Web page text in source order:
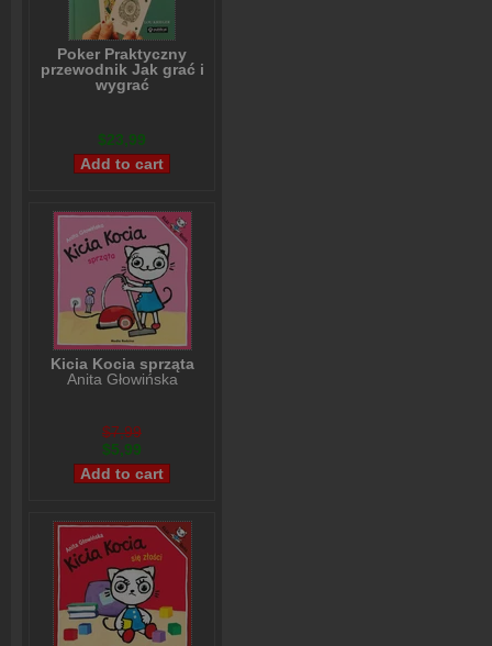
Poker Praktyczny
przewodnik Jak grać i
wygrać
$23,99
Kicia Kocia sprząta
Anita Głowińska
$7,99
$5,99